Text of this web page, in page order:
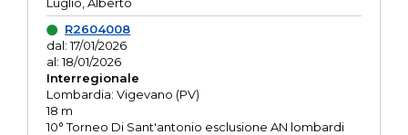
R2604008
dal: 17/01/2026
al: 18/01/2026
Interregionale
Lombardia: Vigevano (PV)
18 m
10° Torneo Di Sant'antonio esclusione AN lombardi